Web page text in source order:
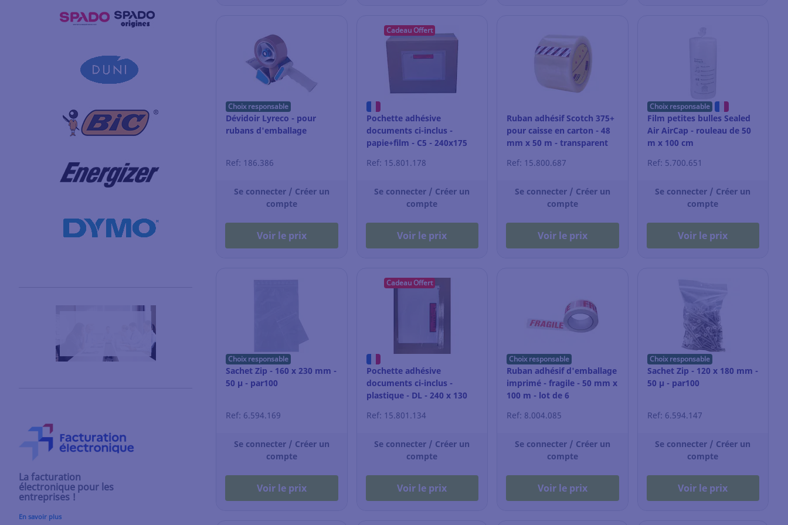
La facturation
électronique pour les
entreprises !
En savoir plus
Choix responsable
Dévidoir Lyreco - pour
rubans d'emballage
Ref: 186.386
Se connecter / Créer un
compte
Voir le prix
Cadeau Offert
Pochette adhésive
documents ci-inclus -
papie+film - C5 - 240x175
Ref: 15.801.178
Se connecter / Créer un
compte
Voir le prix
Ruban adhésif Scotch 375+
pour caisse en carton - 48
mm x 50 m - transparent
Ref: 15.800.687
Se connecter / Créer un
compte
Voir le prix
Choix responsable
Film petites bulles Sealed
Air AirCap - rouleau de 50
m x 100 cm
Ref: 5.700.651
Se connecter / Créer un
compte
Voir le prix
Choix responsable
Sachet Zip - 160 x 230 mm -
50 µ - par100
Ref: 6.594.169
Se connecter / Créer un
compte
Voir le prix
Cadeau Offert
Pochette adhésive
documents ci-inclus -
plastique - DL - 240 x 130
Ref: 15.801.134
Se connecter / Créer un
compte
Voir le prix
Choix responsable
Ruban adhésif d'emballage
imprimé - fragile - 50 mm x
100 m - lot de 6
Ref: 8.004.085
Se connecter / Créer un
compte
Voir le prix
Choix responsable
Sachet Zip - 120 x 180 mm -
50 µ - par100
Ref: 6.594.147
Se connecter / Créer un
compte
Voir le prix